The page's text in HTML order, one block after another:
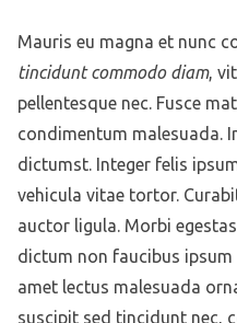
Mauris eu magna et nunc
tincidunt commodo diam,
pellentesque nec. Fusce
condimentum malesuada.
dictumst. Integer felis
vehicula vitae tortor.
auctor ligula. Morbi
dictum non faucibus
amet lectus malesuada
suscipit sed tincidunt nec,